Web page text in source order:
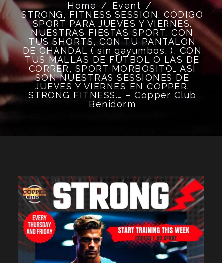
Home / Event /
STRONG, FITNESS SESSION. CÓDIGO
SPORT PARA JUEVES Y VIERNES.
NUESTRAS FIESTAS SPORT, CON
TUS SHORTS, CON TU PANTALON
DE CHANDAL ( sin gayumbos, ), CON
TUS MALLAS DE FÚTBOL O LAS DE
CORRER, SPORT MORBOSITO… ASÍ
SON NUESTRAS SESSIONES DE
JUEVES Y VIERNES EN COPPER.
STRONG FITNESS.… – Copper Club
Benidorm